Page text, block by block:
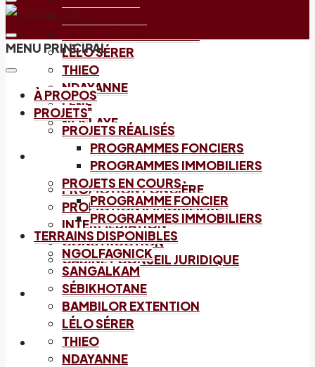
LÉLO SÉRER
THIEO
NDAYANNE
LÉNE
NOFLAYE
NOS SERVICES
PROMOTION FONCIÈRE
PROMOTION IMMOBILIÈRE
INTERMÉDIATION
CONSTRUCTION
CABINET CONSEIL JURIDIQUE
BLOG
CONTACT
MENU PRINCIPAL
À PROPOS
PROJETS
PROJETS RÉALISÉS
PROGRAMMES FONCIERS
PROGRAMMES IMMOBILIERS
PROJETS EN COURS
PROGRAMME FONCIER
PROGRAMMES IMMOBILIERS
TERRAINS DISPONIBLES
NGOLFAGNICK
SANGALKAM
SÉBIKHOTANE
BAMBILOR EXTENTION
LÉLO SÉRER
THIEO
NDAYANNE